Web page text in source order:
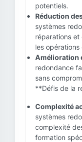
potentiels.
Réduction
systèmes
réparations et
les opérations
Amélioration
redondance
sans
**Défis de la
Complexité
systèmes
complexité
formation